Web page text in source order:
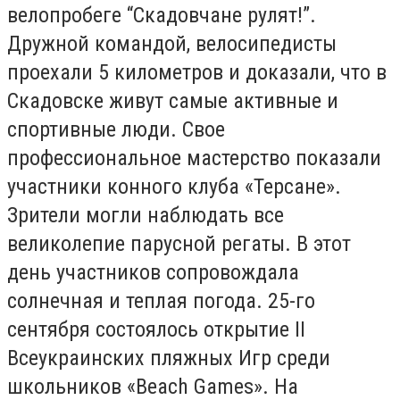
велопробеге “Скадовчане рулят!”.
Дружной командой, велосипедисты
проехали 5 километров и доказали, что в
Скадовске живут самые активные и
спортивные люди. Свое
профессиональное мастерство показали
участники конного клуба «Терсане».
Зрители могли наблюдать все
великолепие парусной регаты. В этот
день участников сопровождала
солнечная и теплая погода. 25-го
сентября состоялось открытие II
Всеукраинских пляжных Игр среди
школьников «Beach Games». На